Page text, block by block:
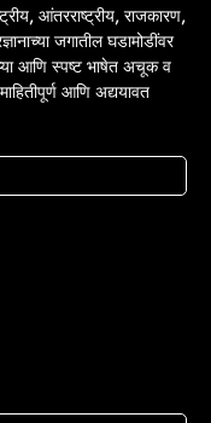
आंतरराष्ट्रीय, राजकारण,
जगातील घडामोडींवर
आणि स्पष्ट भाषेत अचूक व
आणि अद्ययावत